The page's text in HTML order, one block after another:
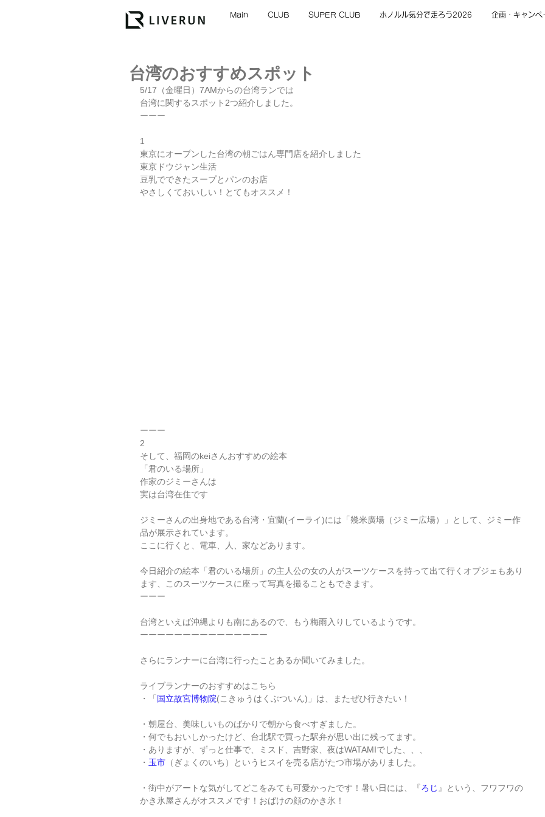
Main CLUB SUPER CLUB ホノルル気分で走ろう2026 企画・キャンペ
台湾のおすすめスポット
5/17（金曜日）7AMからの台湾ランでは
台湾に関するスポット2つ紹介しました。
ーーー
1
東京にオープンした台湾の朝ごはん専門店を紹介しました
東京ドウジャン生活
豆乳でできたスープとパンのお店
やさしくておいしい！とてもオススメ！
ーーー
2
そして、福岡のkeiさんおすすめの絵本
「君のいる場所」
作家のジミーさんは
実は台湾在住です
ジミーさんの出身地である台湾・宜蘭(イーライ)には「幾米廣場（ジミー広場）」として、ジミー作
品が展示されています。
ここに行くと、電車、人、家などあります。
今日紹介の絵本「君のいる場所」の主人公の女の人がスーツケースを持って出て行くオブジェもあり
ます、このスーツケースに座って写真を撮ることもできます。
ーーー
台湾といえば沖縄よりも南にあるので、もう梅雨入りしているようです。
ーーーーーーーーーーーーーーー
さらにランナーに台湾に行ったことあるか聞いてみました。
ライブランナーのおすすめはこちら
・「 国立故宮博物院(こきゅうはくぶついん)」は、またぜひ行きたい！
・朝屋台、美味しいものばかりで朝から食べすぎました。
・何でもおいしかったけど、台北駅で買った駅弁が思い出に残ってます。
・ありますが、ずっと仕事で、ミスド、吉野家、夜はWATAMIでした、、、
・ 玉市 （ぎょくのいち）というヒスイを売る店がたつ市場がありました。
・街中がアートな気がしてどこをみても可愛かったです！暑い日には、『ろじ 』という、フワフワの
かき氷屋さんがオススメです！おばけの顔のかき氷！